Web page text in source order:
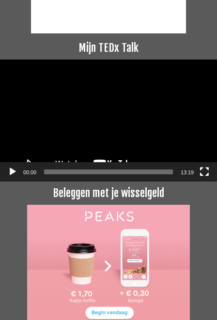
Mijn TEDx Talk
00:00 13:19
Beleggen met je wisselgeld